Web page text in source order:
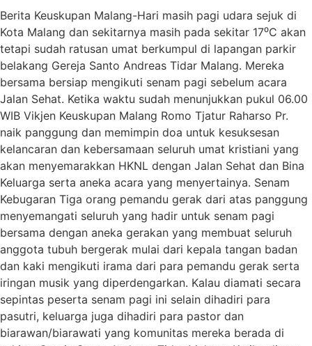
Berita Keuskupan Malang-Hari masih pagi udara sejuk di
Kota Malang dan sekitarnya masih pada sekitar 17⁰C akan
tetapi sudah ratusan umat berkumpul di lapangan parkir
belakang Gereja Santo Andreas Tidar Malang. Mereka
bersama bersiap mengikuti senam pagi sebelum acara
Jalan Sehat. Ketika waktu sudah menunjukkan pukul 06.00
WIB Vikjen Keuskupan Malang Romo Tjatur Raharso Pr.
naik panggung dan memimpin doa untuk kesuksesan
kelancaran dan kebersamaan seluruh umat kristiani yang
akan menyemarakkan HKNL dengan Jalan Sehat dan Bina
Keluarga serta aneka acara yang menyertainya. Senam
Kebugaran Tiga orang pemandu gerak dari atas panggung
menyemangati seluruh yang hadir untuk senam pagi
bersama dengan aneka gerakan yang membuat seluruh
anggota tubuh bergerak mulai dari kepala tangan badan
dan kaki mengikuti irama dari para pemandu gerak serta
iringan musik yang diperdengarkan. Kalau diamati secara
sepintas peserta senam pagi ini selain dihadiri para
pasutri, keluarga juga dihadiri para pastor dan
biarawan/biarawati yang komunitas mereka berada di